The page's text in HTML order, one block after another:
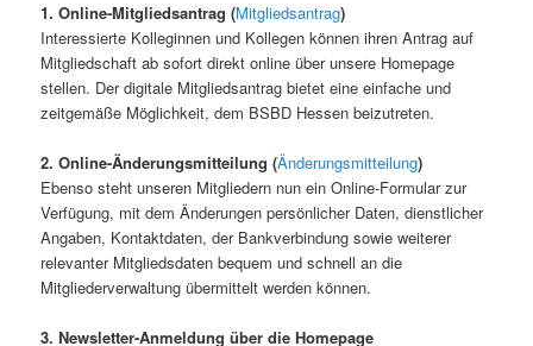
1. Online-Mitgliedsantrag (Mitgliedsantrag)
Interessierte Kolleginnen und Kollegen können ihren Antrag auf
Mitgliedschaft ab sofort direkt online über unsere Homepage
stellen. Der digitale Mitgliedsantrag bietet eine einfache und
zeitgemäße Möglichkeit, dem BSBD Hessen beizutreten.
2. Online-Änderungsmitteilung (Änderungsmitteilung)
Ebenso steht unseren Mitgliedern nun ein Online-Formular zur
Verfügung, mit dem Änderungen persönlicher Daten, dienstlicher
Angaben, Kontaktdaten, der Bankverbindung sowie weiterer
relevanter Mitgliedsdaten bequem und schnell an die
Mitgliederverwaltung übermittelt werden können.
3. Newsletter-Anmeldung über die Homepage